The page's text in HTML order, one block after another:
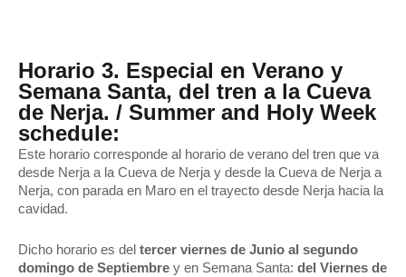
Horario 3. Especial en Verano y
Semana Santa, del tren a la Cueva
de Nerja. / Summer and Holy Week
schedule:
Este horario corresponde al horario de verano del tren que va
desde Nerja a la Cueva de Nerja y desde la Cueva de Nerja a
Nerja, con parada en Maro en el trayecto desde Nerja hacia la
cavidad.
Dicho horario es del tercer viernes de Junio al segundo
domingo de Septiembre y en Semana Santa: del Viernes de